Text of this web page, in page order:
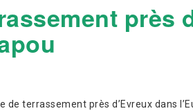
près
de terrassement près d’Evreux dans